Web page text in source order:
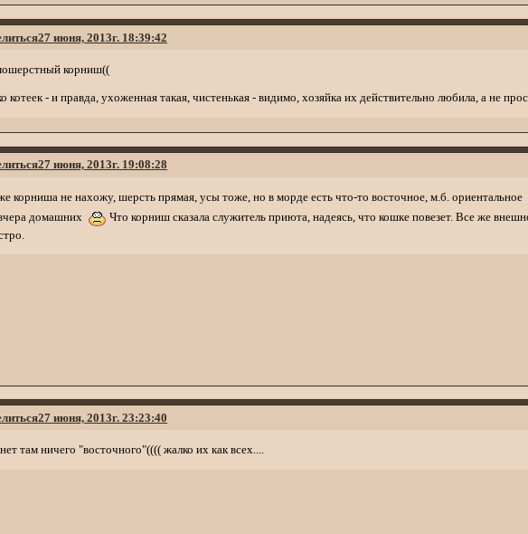
27 июня, 2013г. 18:39:42
корниш((
котеек - и правда, ухоженная такая, чистенькая - видимо, хозяйка их действительно любила, а не
27 июня, 2013г. 19:08:28
корниша не нахожу, шерсть прямая, усы тоже, но в морде есть что-то восточное, м.б. ориентальное
домашних
Что корниш сказала служитель приюта, надеясь, что кошке повезет. Все же
27 июня, 2013г. 23:23:40
там ничего "восточного"(((( жалко их как всех....